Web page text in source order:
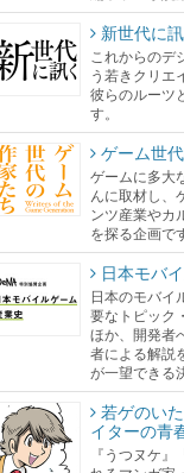
新世代に訊
これからのデ
う若きクリエ
彼らのルーツ
す。
ゲーム世
ゲームに多大
んに取材し、
ンツ産業やカ
を探る企画で
日本モバ
日本のモバイ
要なトピック
ほか、開発者
者による解説
が一望できる
若ゲのい
イターの青
『うつヌケ